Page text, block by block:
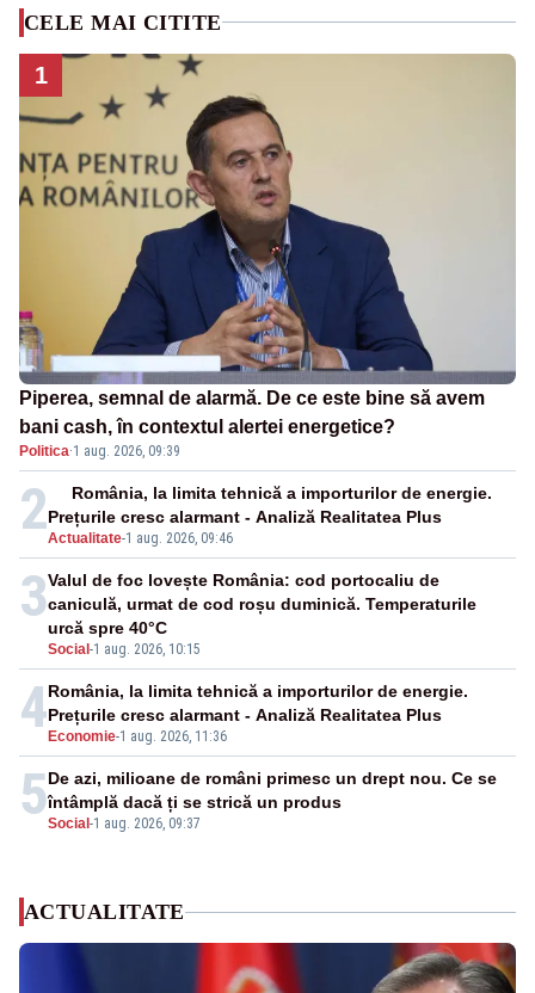
CELE MAI CITITE
1
Piperea, semnal de alarmă. De ce este bine să avem
bani cash, în contextul alertei energetice?
Politica·1 aug. 2026, 09:39
2Actualitate-1 aug. 2026, 09:46
România, la limita tehnică a importurilor de energie.
Prețurile cresc alarmant - Analiză Realitatea Plus
3
Social -1 aug. 2026, 10:15
Valul de foc lovește România: cod portocaliu de
caniculă, urmat de cod roșu duminică. Temperaturile
urcă spre 40°C
4 Economie-1 aug. 2026, 11:36
România, la limita tehnică a importurilor de energie.
Prețurile cresc alarmant - Analiză Realitatea Plus
5Social -1 aug. 2026, 09:37
De azi, milioane de români primesc un drept nou. Ce se
întâmplă dacă ți se strică un produs
ACTUALITATE